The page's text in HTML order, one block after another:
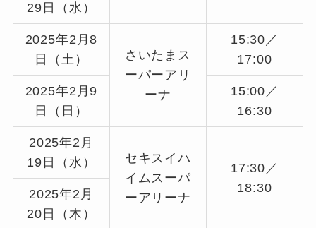
29日（水）
2025年2月8
日（土）
さいたまス
ーパーアリ
ーナ
15:30／
17:00
2025年2月9
日（日）
15:00／
16:30
2025年2月
19日（水）
セキスイハ
イムスーパ
ーアリーナ
17:30／
18:30
2025年2月
20日（木）